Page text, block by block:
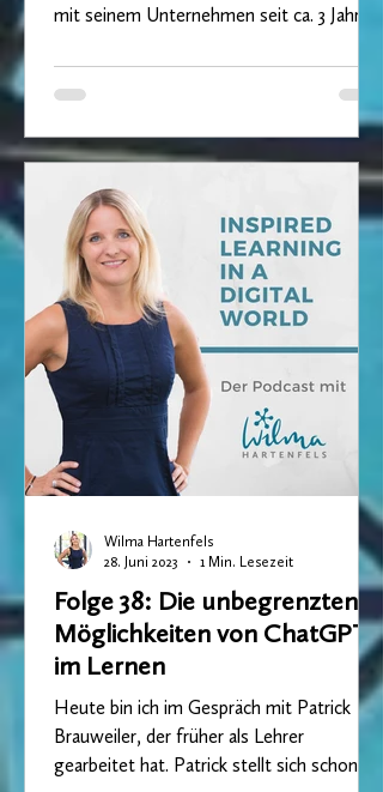
mit seinem Unternehmen seit ca. 3 Jahren
Folge 38: Die unbegrenzten
Möglichkeiten von ChatGPT
im Lernen
Heute bin ich im Gespräch mit Patrick
Brauweiler, der früher als Lehrer
gearbeitet hat. Patrick stellt sich schon
Wilma Hartenfels
28. Juni 2023
1 Min. Lesezeit